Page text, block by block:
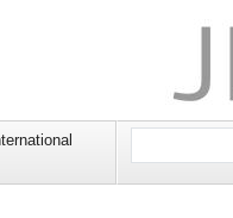
Website